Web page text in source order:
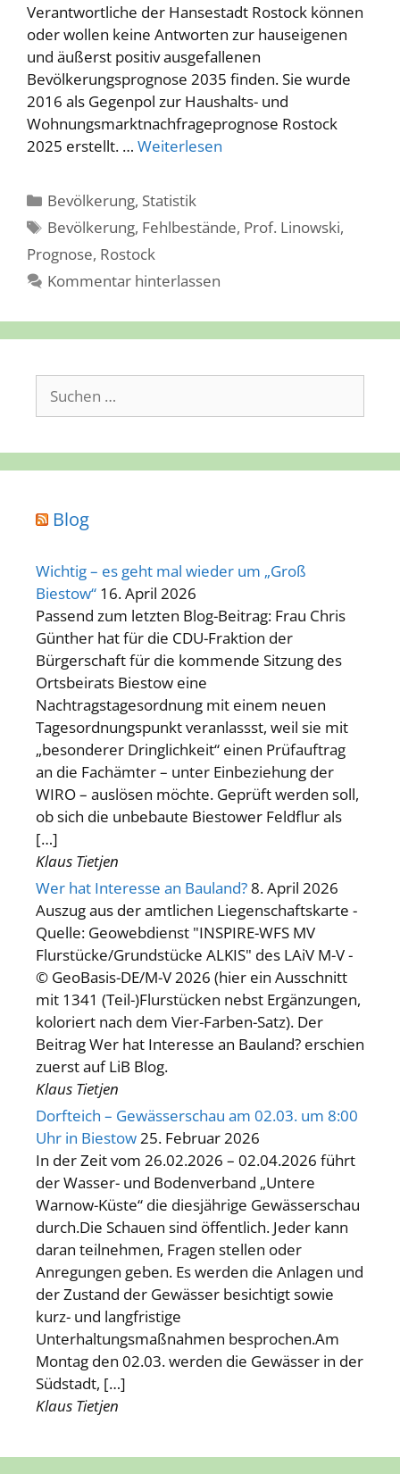
Verantwortliche der Hansestadt Rostock können
oder wollen keine Antworten zur hauseigenen
und äußerst positiv ausgefallenen
Bevölkerungsprognose 2035 finden. Sie wurde
2016 als Gegenpol zur Haushalts- und
Wohnungsmarktnachfrageprognose Rostock
2025 erstellt. … Weiterlesen
Kategorien
Bevölkerung, Statistik
Schlagwörter
Bevölkerung, Fehlbestände, Prof. Linowski,
Prognose, Rostock
Kommentar hinterlassen
Suchen
nach:
Blog
Wichtig – es geht mal wieder um „Groß
Biestow“ 16. April 2026
Passend zum letzten Blog-Beitrag: Frau Chris
Günther hat für die CDU-Fraktion der
Bürgerschaft für die kommende Sitzung des
Ortsbeirats Biestow eine
Nachtragstagesordnung mit einem neuen
Tagesordnungspunkt veranlassst, weil sie mit
„besonderer Dringlichkeit“ einen Prüfauftrag
an die Fachämter – unter Einbeziehung der
WIRO – auslösen möchte. Geprüft werden soll,
ob sich die unbebaute Biestower Feldflur als
[…]
Klaus Tietjen
Wer hat Interesse an Bauland? 8. April 2026
Auszug aus der amtlichen Liegenschaftskarte -
Quelle: Geowebdienst "INSPIRE-WFS MV
Flurstücke/Grundstücke ALKIS" des LAiV M-V -
© GeoBasis-DE/M-V 2026 (hier ein Ausschnitt
mit 1341 (Teil-)Flurstücken nebst Ergänzungen,
koloriert nach dem Vier-Farben-Satz). Der
Beitrag Wer hat Interesse an Bauland? erschien
zuerst auf LiB Blog.
Klaus Tietjen
Dorfteich – Gewässerschau am 02.03. um 8:00
Uhr in Biestow25. Februar 2026
In der Zeit vom 26.02.2026 – 02.04.2026 führt
der Wasser- und Bodenverband „Untere
Warnow-Küste“ die diesjährige Gewässerschau
durch.Die Schauen sind öffentlich. Jeder kann
daran teilnehmen, Fragen stellen oder
Anregungen geben. Es werden die Anlagen und
der Zustand der Gewässer besichtigt sowie
kurz- und langfristige
Unterhaltungsmaßnahmen besprochen.Am
Montag den 02.03. werden die Gewässer in der
Südstadt, […]
Klaus Tietjen